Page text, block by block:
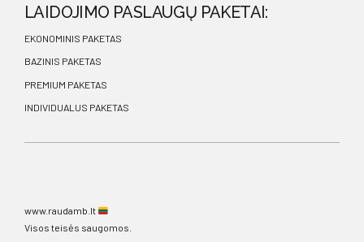
LAIDOJIMO PASLAUGŲ PAKETAI:
EKONOMINIS PAKETAS
BAZINIS PAKETAS
PREMIUM PAKETAS
INDIVIDUALUS PAKETAS
www.raudamb.lt
Visos teisės saugomos.